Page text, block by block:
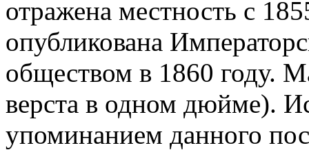
отражена местность с
опубликована
обществом в 1860 году.
верста в одном дюйме).
упоминанием данного